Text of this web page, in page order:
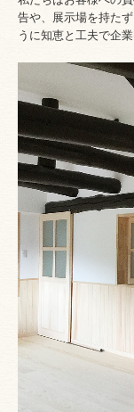
告や、展示場を持た
うに知恵と工夫で企